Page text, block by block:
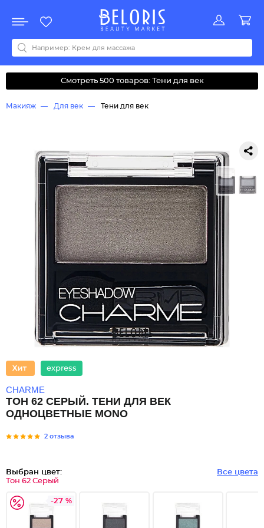
Акции
Все бренды
0-9ABCDEFGHIJKLMNOPQRSTUVWYZАБВДЗИМОКЛНПРСТУФ
Смотреть 500 товаров: Тени для век
Макияж Для век Тени для век
express
CHARME
ТОН 62 СЕРЫЙ. ТЕНИ ДЛЯ ВЕК
ОДНОЦВЕТНЫЕ MONO
2 отзыва
Выбран цвет:
Тон 62 Серый
Все цвета
-27 %